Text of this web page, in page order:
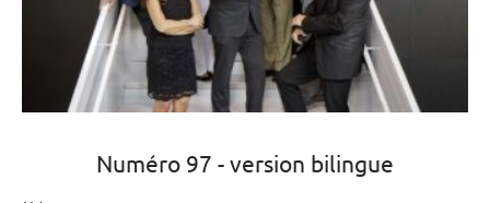
Numéro 97 - version bilingue